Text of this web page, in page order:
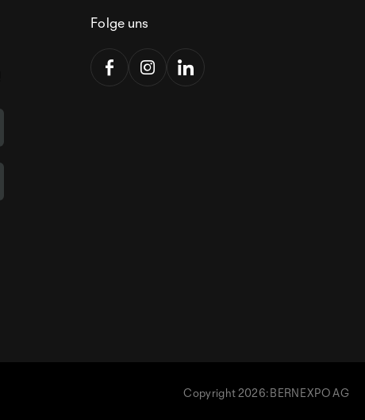
Folge uns
Copyright 2026: BERNEXPO AG